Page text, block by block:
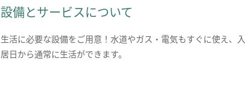
設備とサービスについて
生活に必要な設備をご用意！水道やガス・電気もすぐに使え、入
居日から通常に生活ができます。